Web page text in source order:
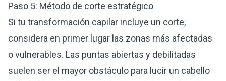
Paso 5: Método de corte estratégico
Si tu transformación capilar incluye un corte,
considera en primer lugar las zonas más afectadas
o vulnerables. Las puntas abiertas y debilitadas
suelen ser el mayor obstáculo para lucir un cabello